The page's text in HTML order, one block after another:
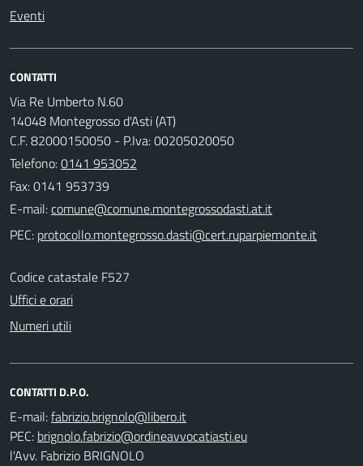
Eventi
CONTATTI
Via Re Umberto N.60
14048 Montegrosso d'Asti (AT)
C.F. 82000150050 - P.Iva: 00205020050
Telefono:0141 953052
Fax: 0141 953739
E-mail:
PEC:
Codice catastale F527
Uffici e orari
Numeri utili
CONTATTI D.P.O.
E-mail:
PEC:
l'Avv. Fabrizio BRIGNOLO